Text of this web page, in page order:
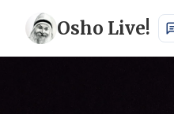
Osho Live!